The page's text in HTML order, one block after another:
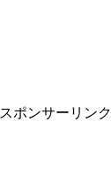
スポンサーリンク